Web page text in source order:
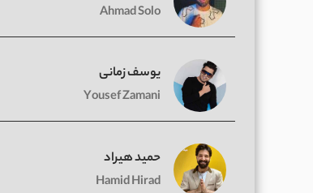
Ahmad Solo
یوسف زمانی
Yousef Zamani
حمید هیراد
Hamid Hirad